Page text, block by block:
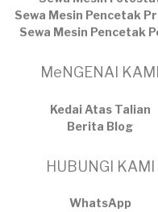
Sewa Mesin Pencetak
Sewa Mesin Pencetak
MeNGENAI KAMI
Kedai Atas Talian
​Berita Blog
HUBUNGI KAMI
WhatsApp